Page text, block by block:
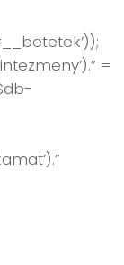
=